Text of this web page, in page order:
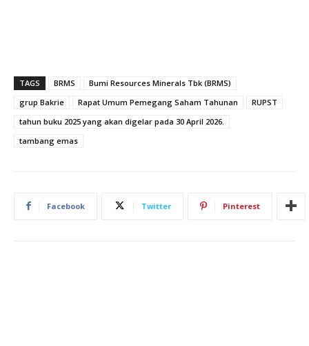
TAGS BRMS
Bumi Resources Minerals Tbk (BRMS)
grup Bakrie
Rapat Umum Pemegang Saham Tahunan
RUPST
tahun buku 2025 yang akan digelar pada 30 April 2026.
tambang emas
Facebook Twitter Pinterest